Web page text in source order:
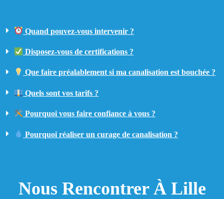
Quand pouvez-vous intervenir ?
Disposez-vous de certifications ?
Que faire préalablement si ma canalisation est bouchée ?
Quels sont vos tarifs ?
Pourquoi vous faire confiance à vous ?
Pourquoi réaliser un curage de canalisation ?
Nous Rencontrer À Lille